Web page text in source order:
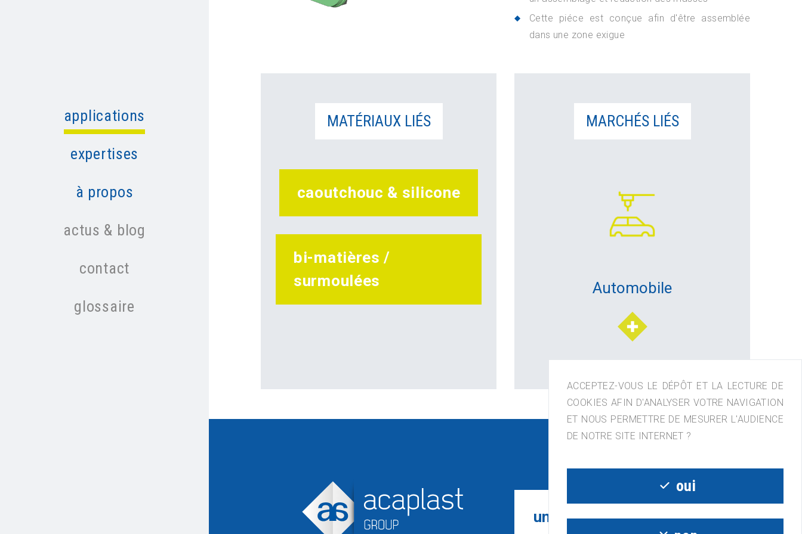
applications
expertises
à propos
actus & blog
contact
glossaire
Cette piéce est conçue afin d'être assemblée
dans une zone exigue
MATÉRIAUX LIÉS
caoutchouc & silicone
bi-matières /
surmoulées
MARCHÉS LIÉS
Automobile
un projet ou une question ?
ACCEPTEZ-VOUS LE DÉPÔT ET LA LECTURE DE
COOKIES AFIN D'ANALYSER VOTRE NAVIGATION
ET NOUS PERMETTRE DE MESURER L'AUDIENCE
DE NOTRE SITE INTERNET ?
oui